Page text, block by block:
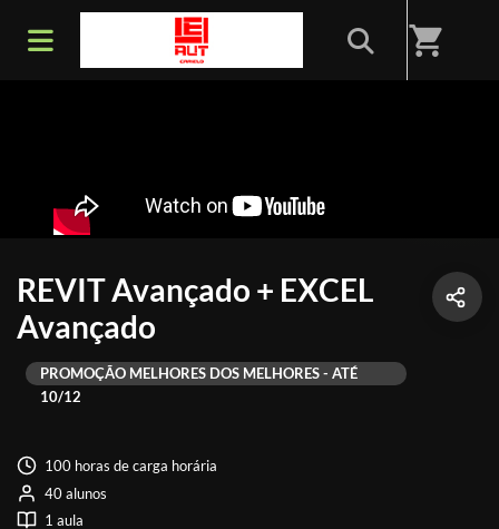
shopping_cart
REVIT Avançado + EXCEL
Avançado
PROMOÇÃO MELHORES DOS MELHORES - ATÉ
10/12
100 horas de carga horária
40 alunos
1 aula